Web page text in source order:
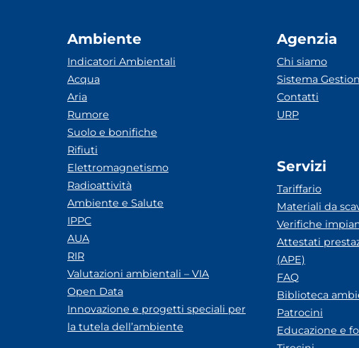
Ambiente
Indicatori Ambientali
Acqua
Aria
Rumore
Suolo e bonifiche
Rifiuti
Elettromagnetismo
Radioattività
Ambiente e Salute
IPPC
AUA
RIR
Valutazioni ambientali – VIA
Open Data
Innovazione e progetti speciali per
la tutela dell’ambiente
Agenzia
Chi siamo
Sistema
Contatti
URP
Servizi
Tariffario
Materiali da
Verifiche
Attestati
(APE)
FAQ
Biblioteca
Patrocini
Educazione e